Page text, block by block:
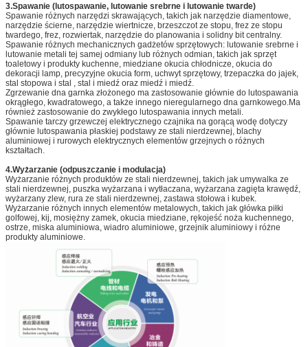
3.Spawanie (lutospawanie, lutowanie srebrne i lutowanie twarde)
Spawanie różnych narzędzi skrawających, takich jak narzędzie diamentowe,
narzędzie ścierne, narzędzie wiertnicze, brzeszczot ze stopu, frez ze stopu
twardego, frez, rozwiertak, narzędzie do planowania i solidny bit centralny.
Spawanie różnych mechanicznych gadżetów sprzętowych: lutowanie srebrne i
lutowanie metali tej samej odmiany lub różnych odmian, takich jak sprzęt
toaletowy i produkty kuchenne, miedziane okucia chłodnicze, okucia do
dekoracji lamp, precyzyjne okucia form, uchwyt sprzętowy, trzepaczka do jajek,
stal stopowa i stal , stal i miedź oraz miedź i miedź.
Zgrzewanie dna garnka złożonego ma zastosowanie głównie do lutospawania
okrągłego, kwadratowego, a także innego nieregularnego dna garnkowego.Ma
również zastosowanie do zwykłego lutospawania innych metali.
Spawanie tarczy grzewczej elektrycznego czajnika na gorącą wodę dotyczy
głównie lutospawania płaskiej podstawy ze stali nierdzewnej, blachy
aluminiowej i rurowych elektrycznych elementów grzejnych o różnych
kształtach.
4.Wyżarzanie (odpuszczanie i modulacja)
Wyżarzanie różnych produktów ze stali nierdzewnej, takich jak umywalka ze
stali nierdzewnej, puszka wyżarzana i wytłaczana, wyżarzana zagięta krawędź,
wyżarzany zlew, rura ze stali nierdzewnej, zastawa stołowa i kubek.
Wyżarzanie różnych innych elementów metalowych, takich jak główka piłki
golfowej, kij, mosiężny zamek, okucia miedziane, rękojeść noża kuchennego,
ostrze, miska aluminiowa, wiadro aluminiowe, grzejnik aluminiowy i różne
produkty aluminiowe.